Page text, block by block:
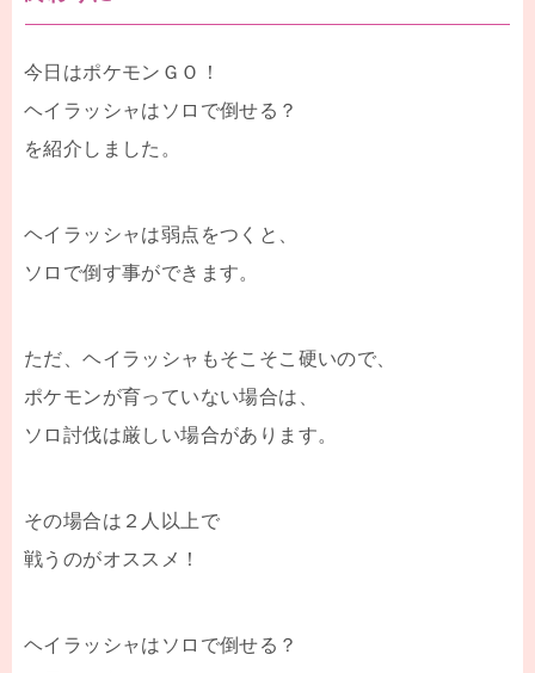
今日はポケモンＧＯ！
ヘイラッシャはソロで倒せる？
を紹介しました。
ヘイラッシャは弱点をつくと、
ソロで倒す事ができます。
ただ、ヘイラッシャもそこそこ硬いので、
ポケモンが育っていない場合は、
ソロ討伐は厳しい場合があります。
その場合は２人以上で
戦うのがオススメ！
ヘイラッシャはソロで倒せる？